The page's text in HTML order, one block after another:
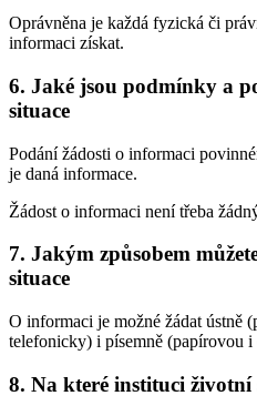
Oprávněna je každá fyzická či
informaci získat.
6. Jaké jsou podmínky a
situace
Podání žádosti o informaci
je daná informace.
Žádost o informaci není třeba
7. Jakým způsobem
situace
O informaci je možné žádat ústně
telefonicky) i písemně (papírovou
8. Na které instituci životní